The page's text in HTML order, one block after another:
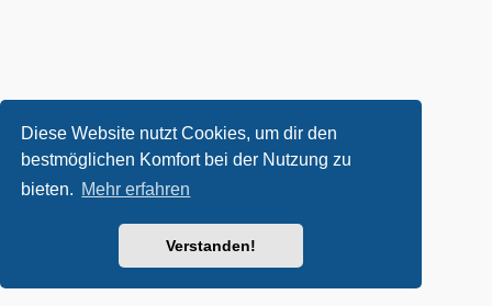
Diese Website nutzt Cookies, um dir den
bestmöglichen Komfort bei der Nutzung zu
bieten. Mehr erfahren
Verstanden!